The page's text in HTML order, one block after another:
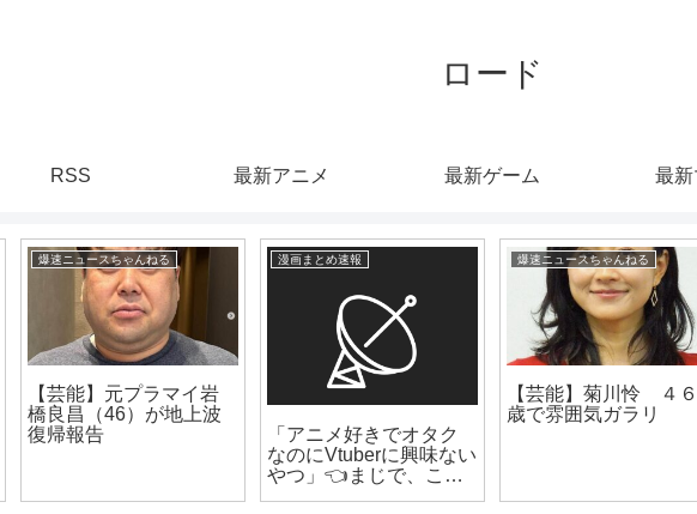
ロード
RSS 最新アニメ 最新ゲーム 最
爆速ニュースちゃんねる
【芸能】元プラマイ岩
橋良昌（46）が地上波
復帰報告
漫画まとめ速報
「アニメ好きでオタク
なのにVtuberに興味ない
やつ」👈まじで、この
爆速ニュースちゃんねる
【芸能】菊川怜 ４６
歳で雰囲気ガラリ